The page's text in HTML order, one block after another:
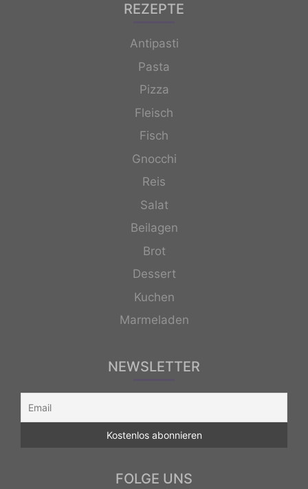
REZEPTE
Antipasti
Pasta
Pizza
Fleisch
Fisch
Gnocchi
Reis
Salat
Beilagen
Brot
Dessert
Kuchen
Marmeladen
NEWSLETTER
FOLGE UNS